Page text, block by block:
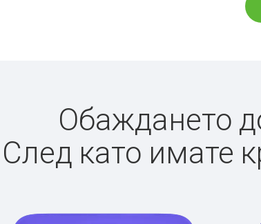
Обаждането
След като имате